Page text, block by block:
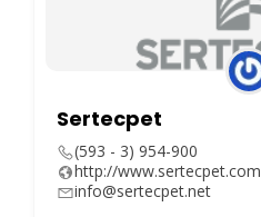
Sertecpet
(593 - 3) 954-900
http://www.sertecpet.com
info@sertecpet.net